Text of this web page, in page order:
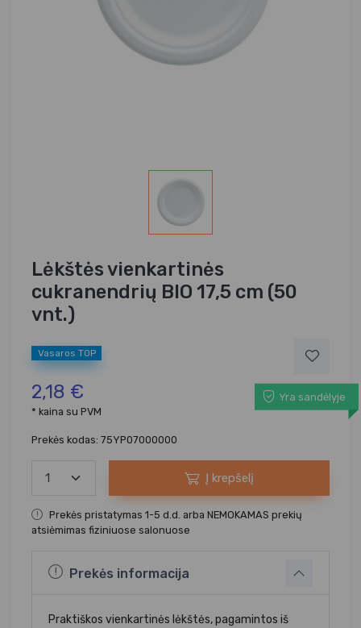
Lėkštės vienkartinės
cukranendrių BIO 17,5 cm (50
vnt.)
Vasaros TOP
2,18 €
Yra sandėlyje
* kaina su PVM
Prekės kodas: 75YP07000000
Į krepšelį
Prekės pristatymas 1-5 d.d. arba NEMOKAMAS prekių
atsiėmimas fiziniuose salonuose
Prekės informacija
Praktiškos vienkartinės lėkštės, pagamintos iš